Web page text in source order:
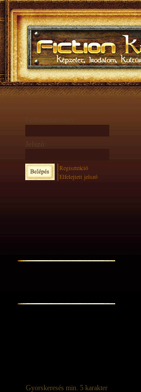
Jelszó:
Regisztráció
Elfelejtett jelszó